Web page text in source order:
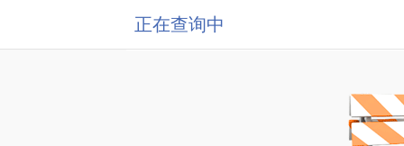
正在查询中